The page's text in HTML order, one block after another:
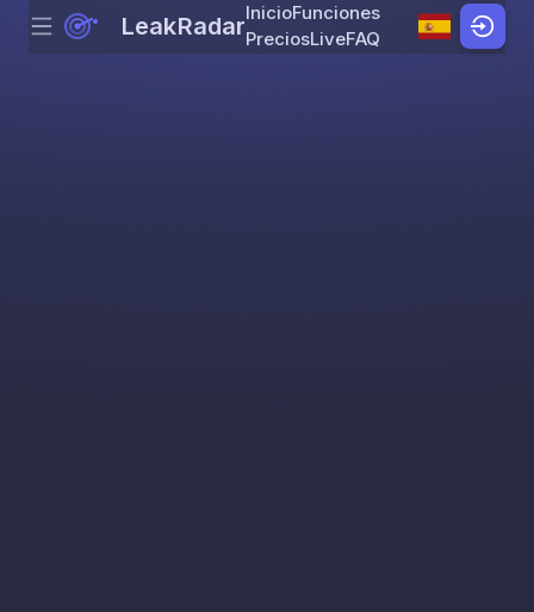
Skip to content
Menu LeakRadarInicioFunciones
PreciosLiveFAQ